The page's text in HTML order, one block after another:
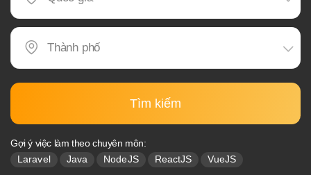
Tìm kiếm
Gợi ý việc làm theo chuyên môn:
Laravel Java NodeJS ReactJS VueJS